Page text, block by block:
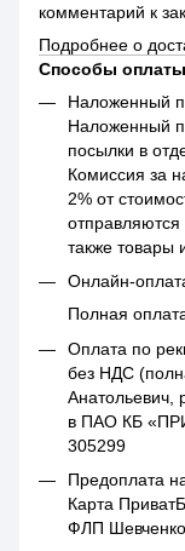
комментарий к
Подробнее о
Способы
Наложенный
Наложенный
посылки в
Комиссия за
2% от
также товары
Онлайн-
Полная
Оплата по
без НДС
Анатольевич,
в ПАО КБ
305299
Предоплата
Карта
ФЛП